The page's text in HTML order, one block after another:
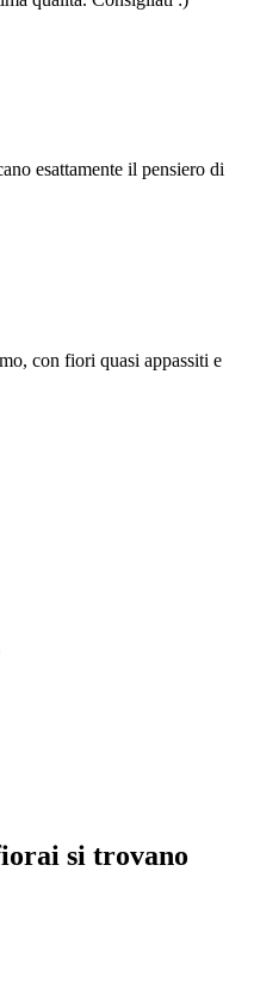
esattamente il pensiero di
con fiori quasi appassiti e
si trovano